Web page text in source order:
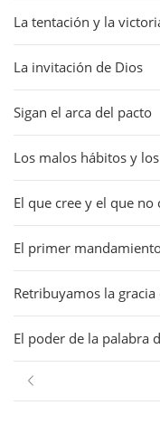
La tentación y la
La invitación de Dios
Sigan el arca del pacto
Los malos hábitos y
El que cree y el que no
El primer
Retribuyamos la gracia
El poder de la palabra